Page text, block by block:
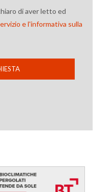
di aver letto ed
e l'informativa sulla